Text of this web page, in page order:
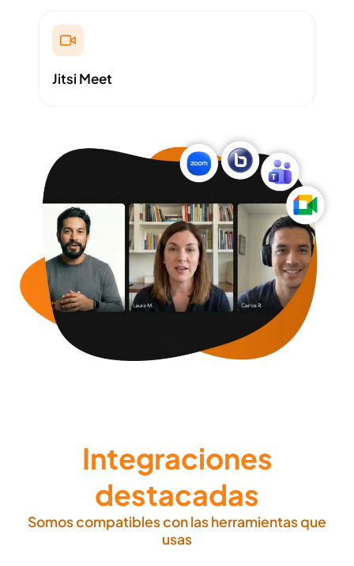
Jitsi Meet
Integraciones
destacadas
Somos compatibles con las herramientas que
usas